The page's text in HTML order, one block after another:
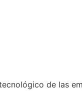
de las